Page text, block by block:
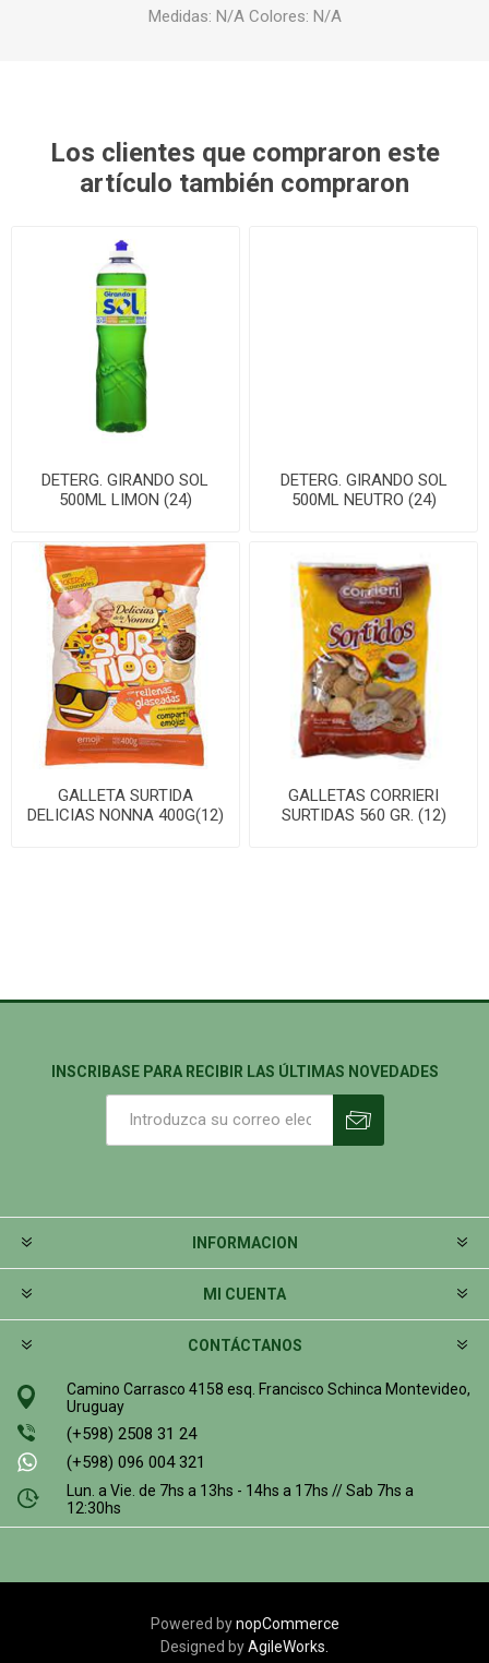
Medidas: N/A Colores: N/A
Los clientes que compraron este
artículo también compraron
DETERG. GIRANDO SOL
500ML LIMON (24)
DETERG. GIRANDO SOL
500ML NEUTRO (24)
GALLETA SURTIDA
DELICIAS NONNA 400G(12)
GALLETAS CORRIERI
SURTIDAS 560 GR. (12)
INSCRIBASE PARA RECIBIR LAS ÚLTIMAS NOVEDADES
INFORMACION
MI CUENTA
CONTÁCTANOS
Camino Carrasco 4158 esq. Francisco Schinca Montevideo,
Uruguay
(+598) 2508 31 24
(+598) 096 004 321
Lun. a Vie. de 7hs a 13hs - 14hs a 17hs // Sab 7hs a
12:30hs
Powered bynopCommerce
Designed byAgileWorks.